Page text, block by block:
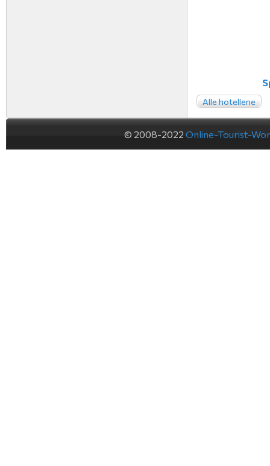
Alle hotellene
© 2008-2022 Online-Tourist-